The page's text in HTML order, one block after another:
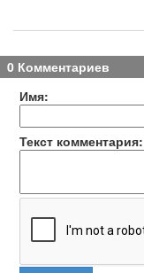
0 Комментариев
Имя:
Текст комментария: